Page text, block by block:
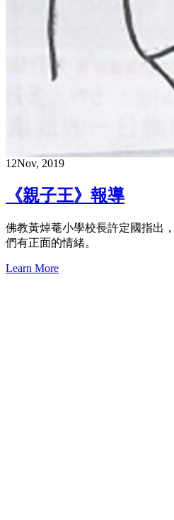
12Nov, 2019
《親子王》報導
佛教黃焯菴小學校長許定國指出
們有正面的情緒。
Learn More